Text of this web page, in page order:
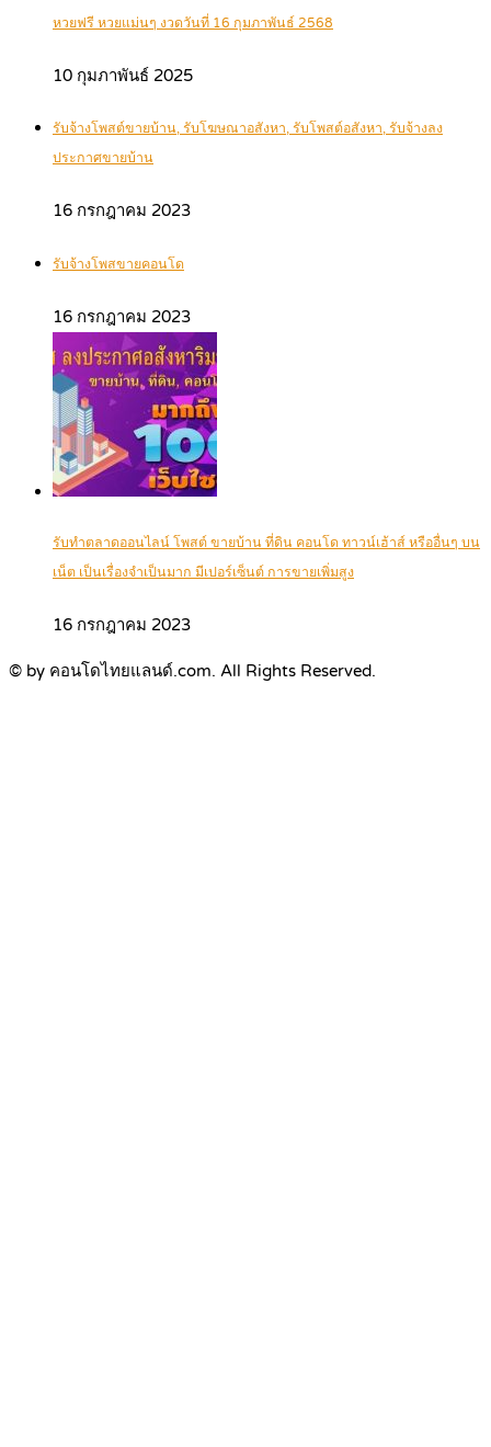
หวยฟรี หวยแม่นๆ งวดวันที่ 16 กุมภาพันธ์ 2568
10 กุมภาพันธ์ 2025
รับจ้างโพสต์ขายบ้าน, รับโฆษณาอสังหา, รับโพสต์อสังหา, รับจ้างลง
ประกาศขายบ้าน
16 กรกฎาคม 2023
รับจ้างโพสขายคอนโด
16 กรกฎาคม 2023
รับทำตลาดออนไลน์ โพสต์ ขายบ้าน ที่ดิน คอนโด ทาวน์เฮ้าส์ หรืออื่นๆ บน
เน็ต เป็นเรื่องจำเป็นมาก มีเปอร์เซ็นต์ การขายเพิ่มสูง
16 กรกฎาคม 2023
© by คอนโดไทยแลนด์.com. All Rights Reserved.